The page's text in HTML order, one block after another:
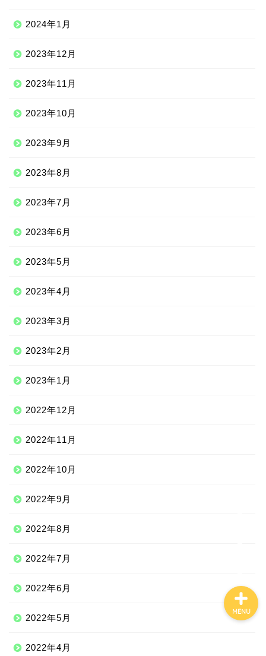
2024年1月
2023年12月
2023年11月
2023年10月
2023年9月
2023年8月
2023年7月
2023年6月
2023年5月
2023年4月
2023年3月
2023年2月
2023年1月
2022年12月
2022年11月
2022年10月
2022年9月
2022年8月
2022年7月
2022年6月
2022年5月
2022年4月
MENU